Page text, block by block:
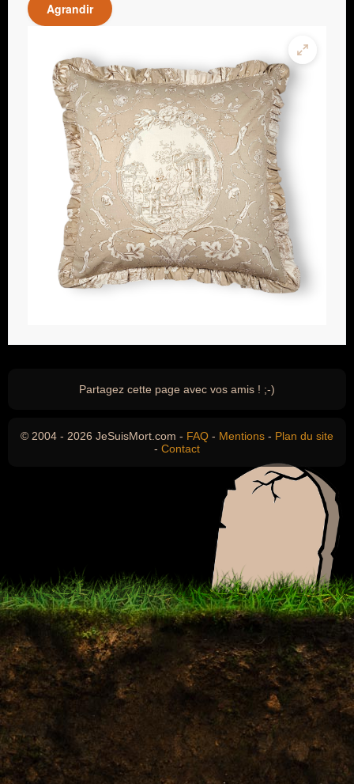
Agrandir
Partagez cette page avec vos amis ! ;-)
© 2004 - 2026 JeSuisMort.com - FAQ - Mentions - Plan du site
- Contact